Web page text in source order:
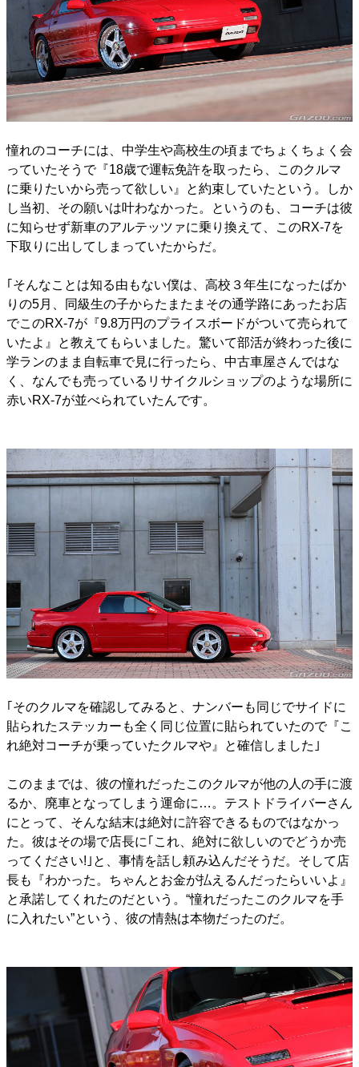
憧れのコーチには、中学生や高校生の頃までちょくちょく会
っていたそうで『18歳で運転免許を取ったら、このクルマ
に乗りたいから売って欲しい』と約束していたという。しか
し当初、その願いは叶わなかった。というのも、コーチは彼
に知らせず新車のアルテッツァに乗り換えて、このRX-7を
下取りに出してしまっていたからだ。
｢そんなことは知る由もない僕は、高校３年生になったばか
りの5月、同級生の子からたまたまその通学路にあったお店
でこのRX-7が『9.8万円のプライスボードがついて売られて
いたよ』と教えてもらいました。驚いて部活が終わった後に
学ランのまま自転車で見に行ったら、中古車屋さんではな
く、なんでも売っているリサイクルショップのような場所に
赤いRX-7が並べられていたんです。
｢そのクルマを確認してみると、ナンバーも同じでサイドに
貼られたステッカーも全く同じ位置に貼られていたので『こ
れ絶対コーチが乗っていたクルマや』と確信しました｣
このままでは、彼の憧れだったこのクルマが他の人の手に渡
るか、廃車となってしまう運命に…。テストドライバーさん
にとって、そんな結末は絶対に許容できるものではなかっ
た。彼はその場で店長に｢これ、絶対に欲しいのでどうか売
ってください!｣と、事情を話し頼み込んだそうだ。そして店
長も『わかった。ちゃんとお金が払えるんだったらいいよ』
と承諾してくれたのだという。“憧れだったこのクルマを手
に入れたい”という、彼の情熱は本物だったのだ。